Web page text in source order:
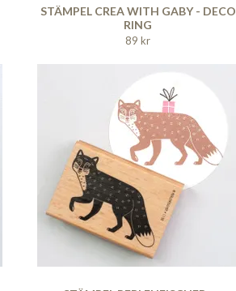
STÄMPEL CREA WITH GABY - DECO
RING
89 kr